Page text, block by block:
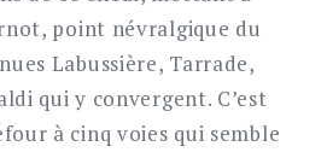
point névralgique du
Labussière, Tarrade,
qui y convergent. C’est
à cinq voies qui semble